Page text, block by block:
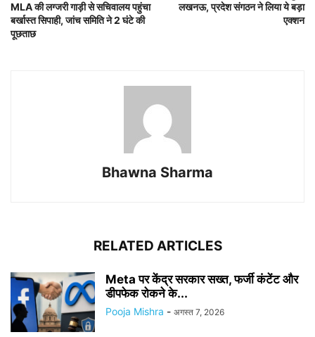
MLA की लग्जरी गाड़ी से सचिवालय पहुंचा
बर्खास्त सिपाही, जांच समिति ने 2 घंटे की
पूछताछ
लखनऊ, प्रदेश संगठन ने लिया ये बड़ा
एक्शन
Bhawna Sharma
RELATED ARTICLES
Meta पर केंद्र सरकार सख्त, फर्जी कंटेंट और
डीपफेक रोकने के...
Pooja Mishra - अगस्त 7, 2026